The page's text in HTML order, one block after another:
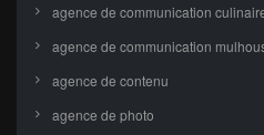
agence de communication
agence de communication
agence de contenu
agence de photo